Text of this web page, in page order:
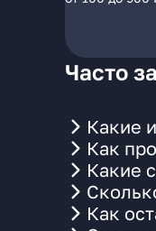
Часто
Какие
Как
Какие
Как